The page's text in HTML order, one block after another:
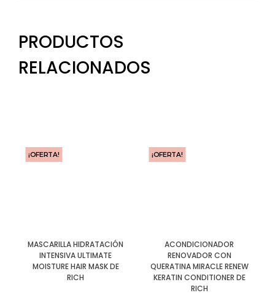
PRODUCTOS
RELACIONADOS
¡OFERTA!
MASCARILLA HIDRATACIÓN
INTENSIVA ULTIMATE
MOISTURE HAIR MASK DE
RICH
¡OFERTA!
ACONDICIONADOR
RENOVADOR CON
QUERATINA MIRACLE RENEW
KERATIN CONDITIONER DE
RICH